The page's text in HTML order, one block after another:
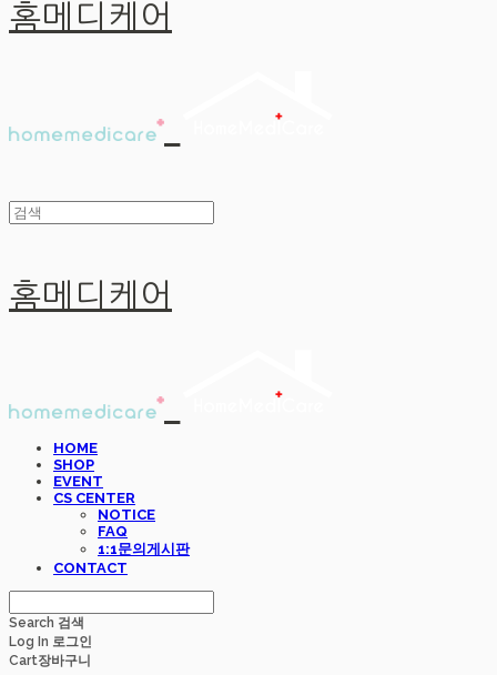
홈메디케어
홈메디케어
HOME
SHOP
EVENT
CS CENTER
NOTICE
FAQ
1:1문의게시판
CONTACT
Search 검색
Log In 로그인
Cart장바구니